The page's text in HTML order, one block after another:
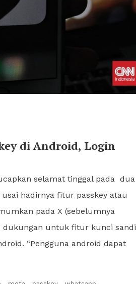
di Android, Login
selamat tinggal pada dua
hadirnya fitur passkey atau
pada X (sebelumnya
untuk fitur kunci sandi
“Pengguna android dapat